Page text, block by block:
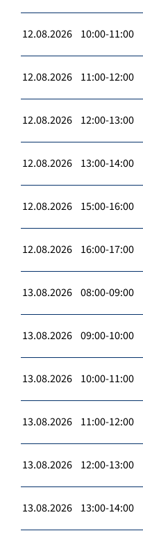
12.08.2026 10:00-11:00
12.08.2026 11:00-12:00
12.08.2026 12:00-13:00
12.08.2026 13:00-14:00
12.08.2026 15:00-16:00
12.08.2026 16:00-17:00
13.08.2026 08:00-09:00
13.08.2026 09:00-10:00
13.08.2026 10:00-11:00
13.08.2026 11:00-12:00
13.08.2026 12:00-13:00
13.08.2026 13:00-14:00